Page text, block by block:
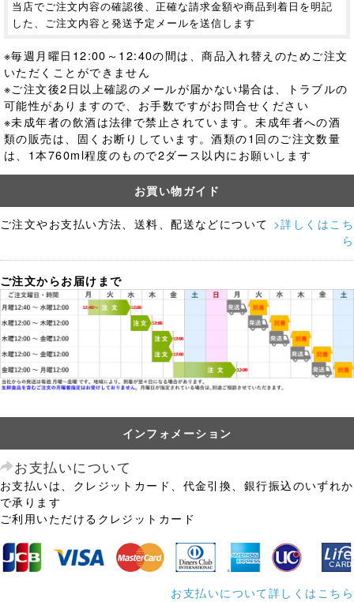
当店でご注文内容の確認後、正確な請求金額や商品到着日を明記
した、ご注文内容と発送予定メールを送信します
※毎週月曜日12:00～12:40の間は、商品入れ替えのためご注文
いただくことができません
※ご注文後2日以上確認のメールが届かない場合は、トラブルの
可能性がありますので、お手数ですがお問合せください
※未成年者の飲酒は法律で禁止されています。未成年者への酒
類の販売は、固くお断りしています。酒類の1回のご注文数量
は、1本760ml程度のもので2ダース以内にお願いします
お買い物ガイド
ご注文やお支払い方法、送料、配送などについて >詳しくはこち
ら
ご注文からお届けまで
インフォメーション
お支払いについて
お支払いは、クレジットカード、代金引換、銀行振込のいずれか
で承ります
ご利用いただけるクレジットカード
お支払いについて詳しくはこちら